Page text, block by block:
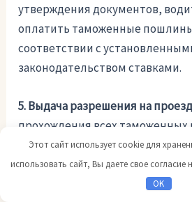
утверждения документов,
оплатить таможенные
соответствии с
законодательством ставками.
5. Выдача разрешения на
прохождения всех таможенных
расчета платежей, водителю
автомобиля выдают
движение и проезд через
Этот сайт использует cookie для
использовать сайт, Вы даете свое
OK